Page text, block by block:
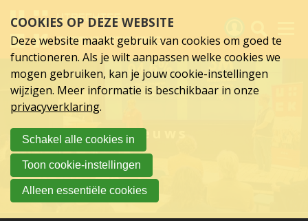
links
over
Spring
hoofd
inhoud
Spring
naar
hoofdnavigatie
Nieuws
Activiteiten
Nieuws
Verslagen
Sluit je aan
Over UCK
COOKIES OP DEZE WEBSITE
Deze website maakt gebruik van cookies om goed te
functioneren. Als je wilt aanpassen welke cookies we
mogen gebruiken, kan je jouw cookie-instellingen
wijzigen. Meer informatie is beschikbaar in onze
privacyverklaring.
Schakel alle cookies in
Toon cookie-instellingen
Alleen essentiële cookies